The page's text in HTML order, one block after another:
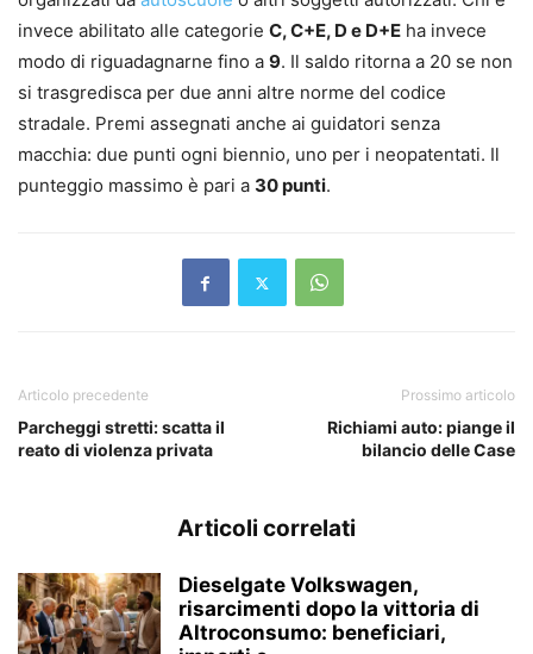
invece abilitato alle categorie C, C+E, D e D+E ha invece
modo di riguadagnarne fino a 9. Il saldo ritorna a 20 se non
si trasgredisca per due anni altre norme del codice
stradale. Premi assegnati anche ai guidatori senza
macchia: due punti ogni biennio, uno per i neopatentati. Il
punteggio massimo è pari a 30 punti.
Articolo precedente
Parcheggi stretti: scatta il
reato di violenza privata
Prossimo articolo
Richiami auto: piange il
bilancio delle Case
Articoli correlati
Dieselgate Volkswagen,
risarcimenti dopo la vittoria di
Altroconsumo: beneficiari,